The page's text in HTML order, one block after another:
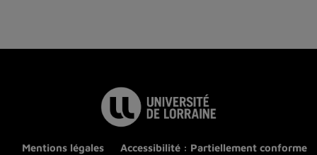
Mentions légales
Accessibilité : Partiellement conforme